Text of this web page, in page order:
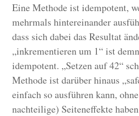
Eine Methode ist idempotent,
mehrmals hintereinander
dass sich dabei das Resultat
„inkrementieren um 1“ ist
idempotent. „Setzen auf 42“
Methode ist darüber hinaus
einfach so ausführen kann,
nachteilige) Seiteneffekte